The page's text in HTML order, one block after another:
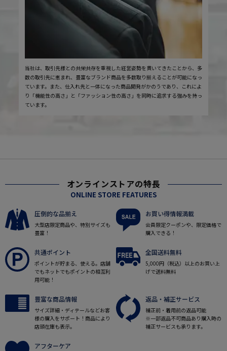
当社は、取引先様との共栄共存を重視した経営姿勢を貫いてきたことから、多
数の取引先に恵まれ、豊富なブランド商品を多数取り揃えることが可能になっ
ています。また、仕入れ先と一体になった商品開発がかのうであり、これによ
り「機能性の高さ」と「ファッション性の高さ」を同時に追求する強みを持っ
ています。
オンラインストアの特長
ONLINE STORE FEATURES
圧倒的な品揃え
大型店限定商品や、特別サイズも
豊富！
お買い得情報満載
会員限定クーポンや、限定価格で
購入できる！
共通ポイント
ポイントが貯まる、使える。店舗
でもネットでもポイントの相互利
用可能！
全国送料無料
5,000円（税込）以上のお買い上
げで送料無料
豊富な商品情報
サイズ詳細・ディテールなどお客
様の購入をサポート！商品により
店頭在庫も表示。
返品・補正サービス
補正前・着用前の返品可能
※一部返品不可商品あり購入時の
補正サービスも承ります。
アフターケア